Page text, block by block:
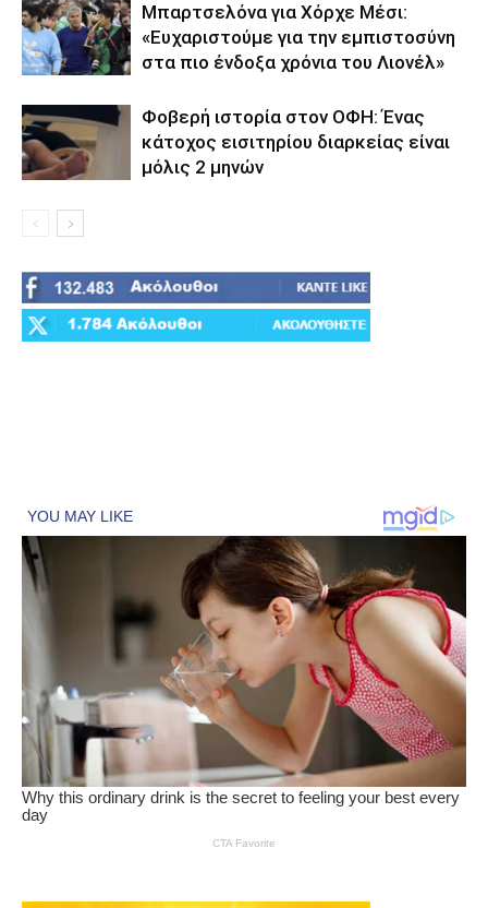
Μπαρτσελόνα για Χόρχε Μέσι:
«Ευχαριστούμε για την εμπιστοσύνη
στα πιο ένδοξα χρόνια του Λιονέλ»
Φοβερή ιστορία στον ΟΦΗ: Ένας
κάτοχος εισιτηρίου διαρκείας είναι
μόλις 2 μηνών